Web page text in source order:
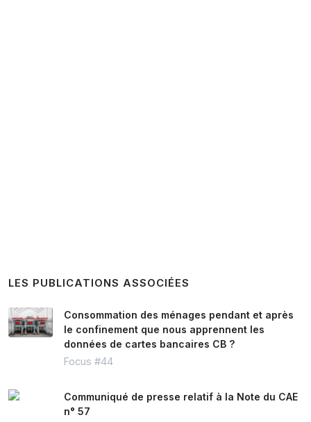
LES PUBLICATIONS ASSOCIÉES
Consommation des ménages pendant et après
le confinement que nous apprennent les
données de cartes bancaires CB ?
Focus #44
Communiqué de presse relatif à la Note du CAE
n° 57